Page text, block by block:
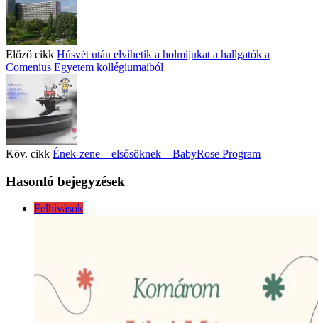
Előző cikk Húsvét után elvihetik a holmijukat a hallgatók a
Comenius Egyetem kollégiumaiból
Köv. cikk Ének-zene – elsősöknek – BabyRose Program
Hasonló bejegyzések
Felhívások